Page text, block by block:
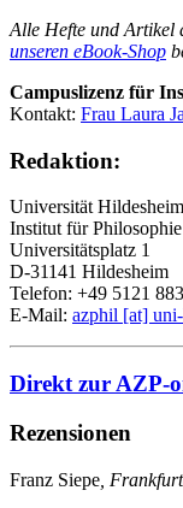
Alle Hefte und Artikel
unseren eBook-Shop
Campuslizenz für
Kontakt: Frau Laura
Redaktion:
Universität Hildesheim
Institut für Philosophie
Universitätsplatz 1
D-31141 Hildesheim
Telefon: +49 5121
E-Mail: azphil [at]
Direkt zur AZP-
Rezensionen
Franz Siepe ,